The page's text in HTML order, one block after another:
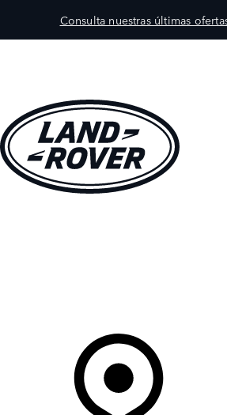
Consulta nuestras últimas